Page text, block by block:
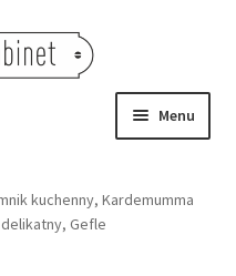
Menu
kuchenny, Kardemumma
Gefle